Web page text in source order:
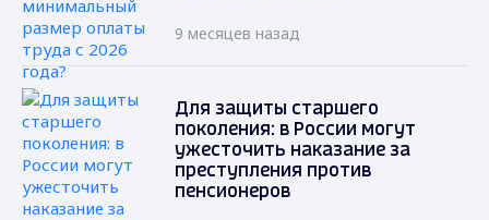
9 месяцев назад
Для защиты старшего
поколения: в России могут
ужесточить наказание за
преступления против
пенсионеров